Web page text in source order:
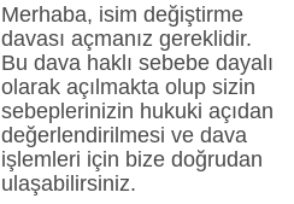
Merhaba, isim değiştirme
davası açmanız gereklidir.
Bu dava haklı sebebe dayalı
olarak açılmakta olup sizin
sebeplerinizin hukuki açıdan
değerlendirilmesi ve dava
işlemleri için bize doğrudan
ulaşabilirsiniz.